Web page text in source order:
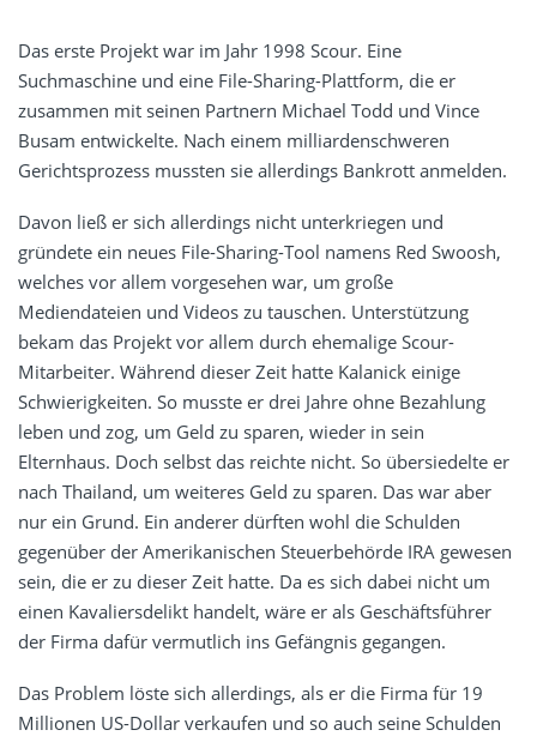
Das erste Projekt war im Jahr 1998 Scour. Eine
Suchmaschine und eine File-Sharing-Plattform, die er
zusammen mit seinen Partnern Michael Todd und Vince
Busam entwickelte. Nach einem milliardenschweren
Gerichtsprozess mussten sie allerdings Bankrott anmelden.
Davon ließ er sich allerdings nicht unterkriegen und
gründete ein neues File-Sharing-Tool namens Red Swoosh,
welches vor allem vorgesehen war, um große
Mediendateien und Videos zu tauschen. Unterstützung
bekam das Projekt vor allem durch ehemalige Scour-
Mitarbeiter. Während dieser Zeit hatte Kalanick einige
Schwierigkeiten. So musste er drei Jahre ohne Bezahlung
leben und zog, um Geld zu sparen, wieder in sein
Elternhaus. Doch selbst das reichte nicht. So übersiedelte er
nach Thailand, um weiteres Geld zu sparen. Das war aber
nur ein Grund. Ein anderer dürften wohl die Schulden
gegenüber der Amerikanischen Steuerbehörde IRA gewesen
sein, die er zu dieser Zeit hatte. Da es sich dabei nicht um
einen Kavaliersdelikt handelt, wäre er als Geschäftsführer
der Firma dafür vermutlich ins Gefängnis gegangen.
Das Problem löste sich allerdings, als er die Firma für 19
Millionen US-Dollar verkaufen und so auch seine Schulden